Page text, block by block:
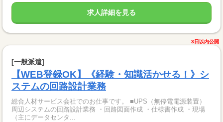
求人詳細を見る
3日以内公開
[一般派遣]
【WEB登録OK】《経験・知識活かせる！》シ
ステムの回路設計業務
総合人材サービス会社でのお仕事です。 ■UPS（無停電電源装置）
周辺システムの回路設計業務 ・回路図面作成 ・仕様書作成 ・現場
（主にデータセンタ...